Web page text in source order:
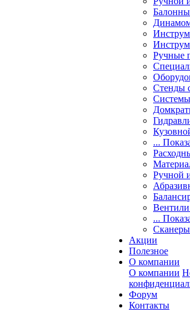
Ручные
Стенды
...
Ручной
...
Акции
Полезное
О компании
О компании
Форум
Контакты